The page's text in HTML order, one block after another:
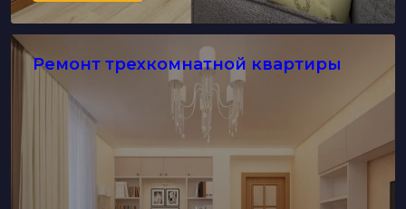
Ремонт трехкомнатной квартиры